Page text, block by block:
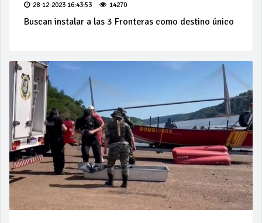
28-12-2023 16:43:53 14270
Buscan instalar a las 3 Fronteras como destino único